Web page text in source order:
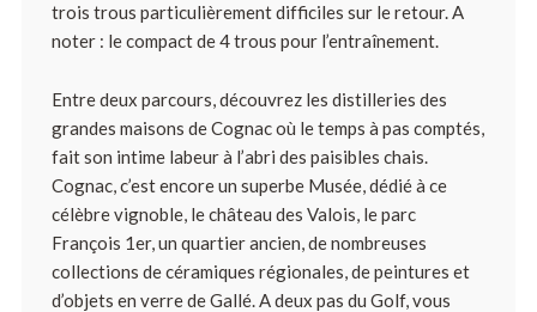
trois trous particulièrement difficiles sur le retour. A
noter : le compact de 4 trous pour l’entraînement.
Entre deux parcours, découvrez les distilleries des
grandes maisons de Cognac où le temps à pas comptés,
fait son intime labeur à l’abri des paisibles chais.
Cognac, c’est encore un superbe Musée, dédié à ce
célèbre vignoble, le château des Valois, le parc
François 1er, un quartier ancien, de nombreuses
collections de céramiques régionales, de peintures et
d’objets en verre de Gallé. A deux pas du Golf, vous